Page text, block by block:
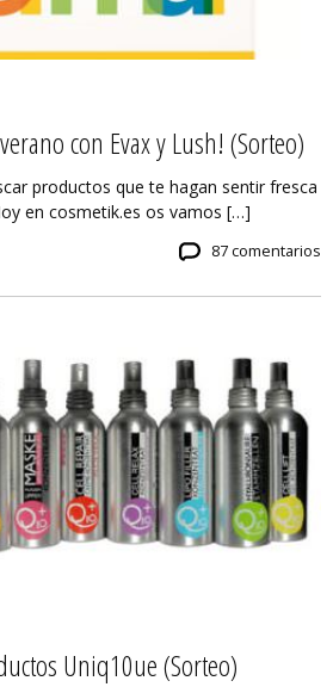
con Evax y Lush! (Sorteo)
productos que te hagan sentir fresca
en cosmetik.es os vamos […]
87 comentarios
Uniq10ue (Sorteo)